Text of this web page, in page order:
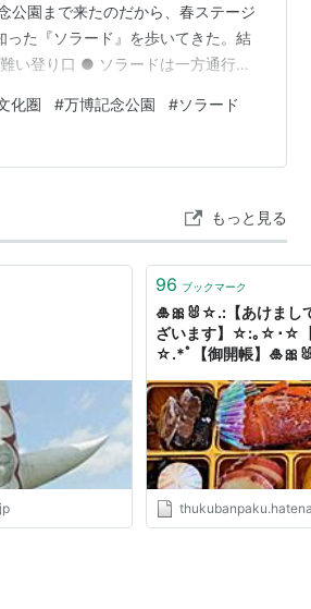
守谷(15)…みどりの（
みどり
のみ普通列車として運転されてい
公園まで来たのだから、春ステージ
った『ソラード』を歩いてきた。結
い登り口 ● ソラードは一方通行
なったのがソラードなる「森の空中
にはデカデカと描かれてるが周囲か
でもなんか面白そう。行ってみよ
に折れ、千里橋通を経由し…
化圏 #万博記念公園 #ソラード
もっと見る
96 ブックマーク
🎍🎀🐰☆.:【あけまし
ざいます】☆:｡☆･☆
☆.*ﾟ【御開帳】
~